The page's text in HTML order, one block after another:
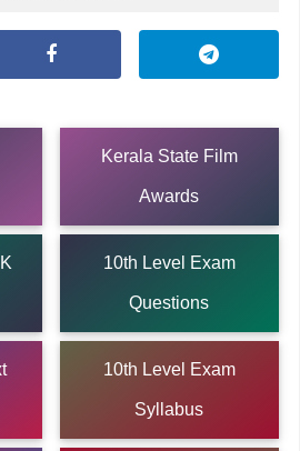
Kerala State Film
Awards
10th Level Exam
Questions
10th Level Exam
Syllabus